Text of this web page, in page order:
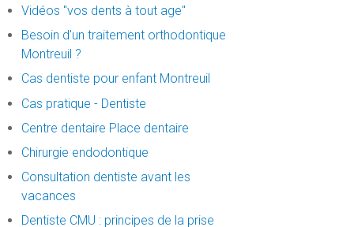
Vidéos "vos dents à tout age"
Besoin d'un traitement orthodontique
Montreuil ?
Cas dentiste pour enfant Montreuil
Cas pratique - Dentiste
Centre dentaire Place dentaire
Chirurgie endodontique
Consultation dentiste avant les
vacances
Dentiste CMU : principes de la prise